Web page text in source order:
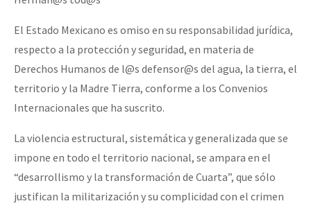
El Estado Mexicano es omiso en su responsabilidad jurídica,
respecto a la protección y seguridad, en materia de
Derechos Humanos de l@s defensor@s del agua, la tierra, el
territorio y la Madre Tierra, conforme a los Convenios
Internacionales que ha suscrito.
La violencia estructural, sistemática y generalizada que se
impone en todo el territorio nacional, se ampara en el
“desarrollismo y la transformación de Cuarta”, que sólo
justifican la militarización y su complicidad con el crimen